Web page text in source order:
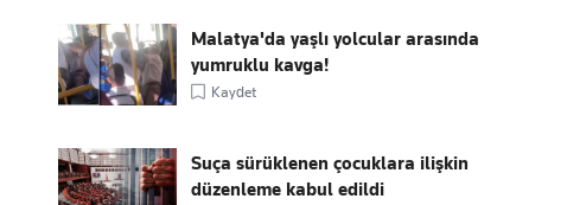
Malatya'da yaşlı yolcular arasında
yumruklu kavga!
Kaydet
Suça sürüklenen çocuklara ilişkin
düzenleme kabul edildi